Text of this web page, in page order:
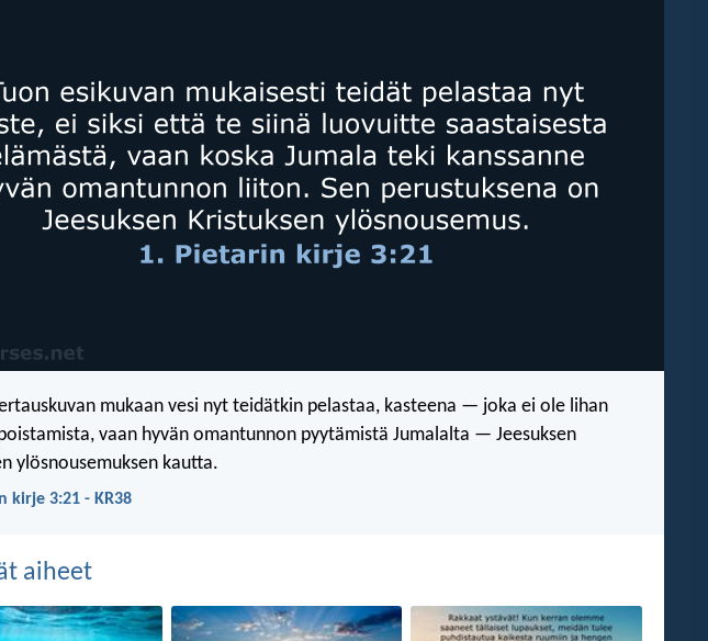
mukaan vesi nyt teidätkin pelastaa, kasteena — joka ei ole lihan
vaan hyvän omantunnon pyytämistä Jumalalta — Jeesuksen
ylösnousemuksen kautta.
kirje 3:21 - KR38
aiheet